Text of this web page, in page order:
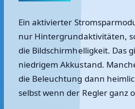
Ein aktivierter
nur Hintergrundaktivitäten,
die Bildschirmhelligkeit. Das
niedrigem Akkustand.
die Beleuchtung dann
selbst wenn der Regler ganz